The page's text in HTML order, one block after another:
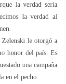
la verdad sería
la verdad al
le otorgó a
honor del país. Es
una campaña
en el pecho.